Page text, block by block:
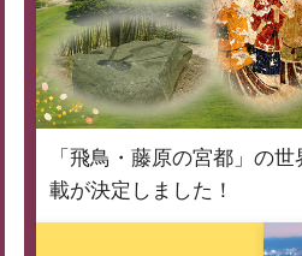
「飛鳥・藤原の宮都」の
載が決定しました！